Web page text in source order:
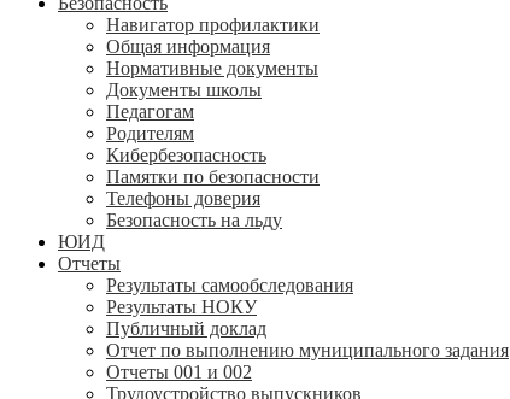
Навигатор профилактики
Общая информация
Нормативные документы
Документы школы
Педагогам
Родителям
Кибербезопасность
Памятки по безопасности
Телефоны доверия
Безопасность на льду
ЮИД
Отчеты
Результаты самообследования
Результаты НОКУ
Публичный доклад
Отчет по выполнению муниципального задания
Отчеты 001 и 002
Трудоустройство выпускников